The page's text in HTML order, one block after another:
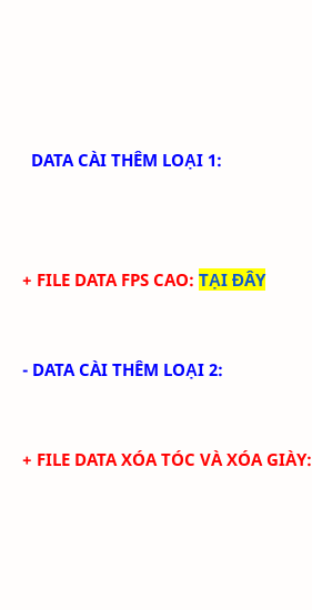
DATA CÀI THÊM LOẠI 1:
+ FILE DATA FPS CAO: TẠI ĐÂY
- DATA CÀI THÊM LOẠI 2:
+ FILE DATA XÓA TÓC VÀ XÓA GIÀY: